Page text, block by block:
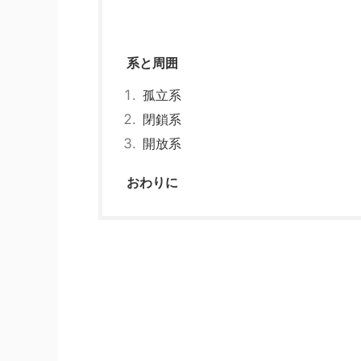
系と周囲
孤立系
閉鎖系
開放系
おわりに